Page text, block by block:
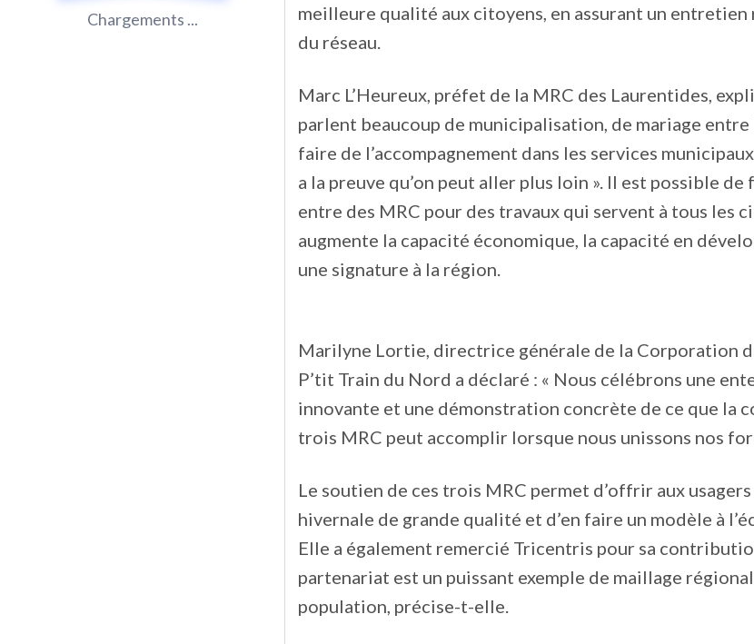
Chargements ...
meilleure qualité aux citoyens, en assurant un
du réseau.
Marc L’Heureux, préfet de la MRC des Laurentides,
parlent beaucoup de municipalisation, de mariage
faire de l’accompagnement dans les services
a la preuve qu’on peut aller plus loin ». Il est possible de
entre des MRC pour des travaux qui servent à tous les
augmente la capacité économique, la capacité en
une signature à la région.
Marilyne Lortie, directrice générale de la Corporation
P’tit Train du Nord a déclaré : « Nous célébrons une
innovante et une démonstration concrète de ce que la
trois MRC peut accomplir lorsque nous unissons nos
Le soutien de ces trois MRC permet d’offrir aux
hivernale de grande qualité et d’en faire un modèle à
Elle a également remercié Tricentris pour sa
partenariat est un puissant exemple de maillage
population, précise-t-elle.